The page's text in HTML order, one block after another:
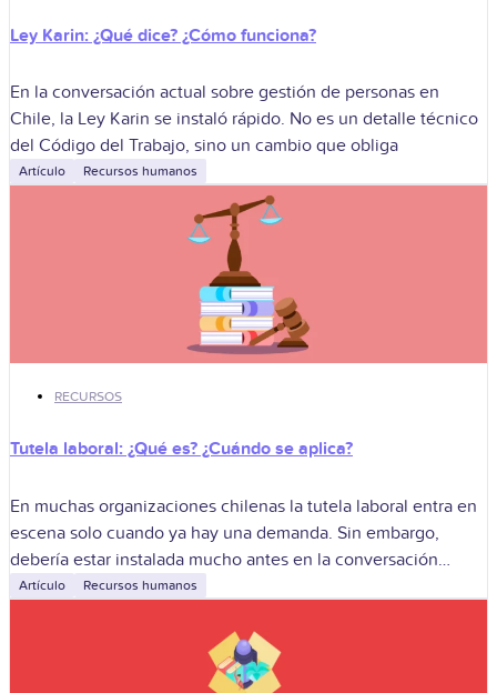
Ley Karin: ¿Qué dice? ¿Cómo funciona?
En la conversación actual sobre gestión de personas en
Chile, la Ley Karin se instaló rápido. No es un detalle técnico
del Código del Trabajo, sino un cambio que obliga
Artículo Recursos humanos
RECURSOS
Tutela laboral: ¿Qué es? ¿Cuándo se aplica?
En muchas organizaciones chilenas la tutela laboral entra en
escena solo cuando ya hay una demanda. Sin embargo,
debería estar instalada mucho antes en la conversación
estratégica de directorios, gerencias
Artículo Recursos humanos